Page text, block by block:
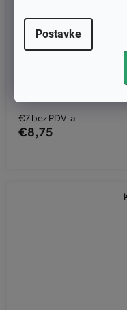
Postavke
Puž uljne pumpe
0, 390
€7 bez PDV-a
€8,75